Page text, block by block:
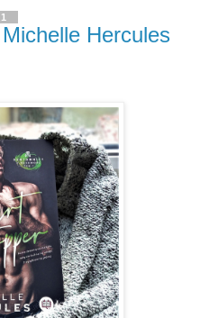
Hercules